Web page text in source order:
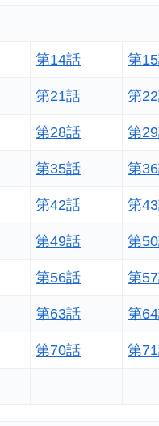
第14話 第
第21話 第
第28話 第
第35話 第
第42話 第
第49話 第
第56話 第
第63話 第
第70話 第